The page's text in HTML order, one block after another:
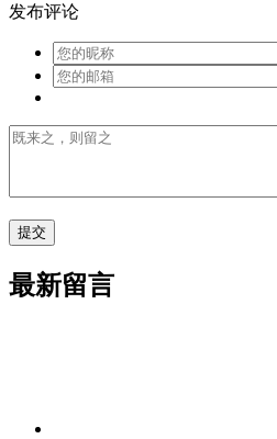
发布评论
最新留言